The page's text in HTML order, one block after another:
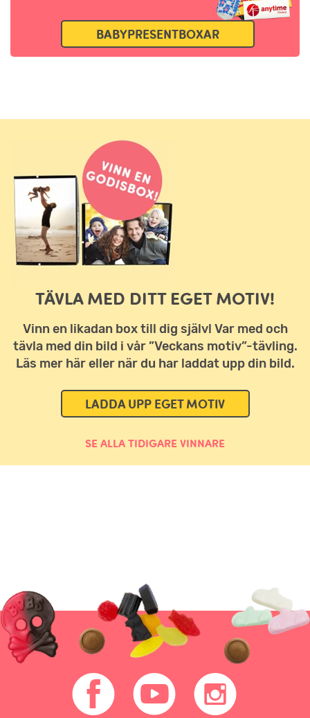
BABYPRESENTBOXAR
TÄVLA MED DITT EGET MOTIV!
Vinn en likadan box till dig själv! Var med och
tävla med din bild i vår ”Veckans motiv”-tävling.
Läs mer här eller när du har laddat upp din bild.
LADDA UPP EGET MOTIV
SE ALLA TIDIGARE VINNARE